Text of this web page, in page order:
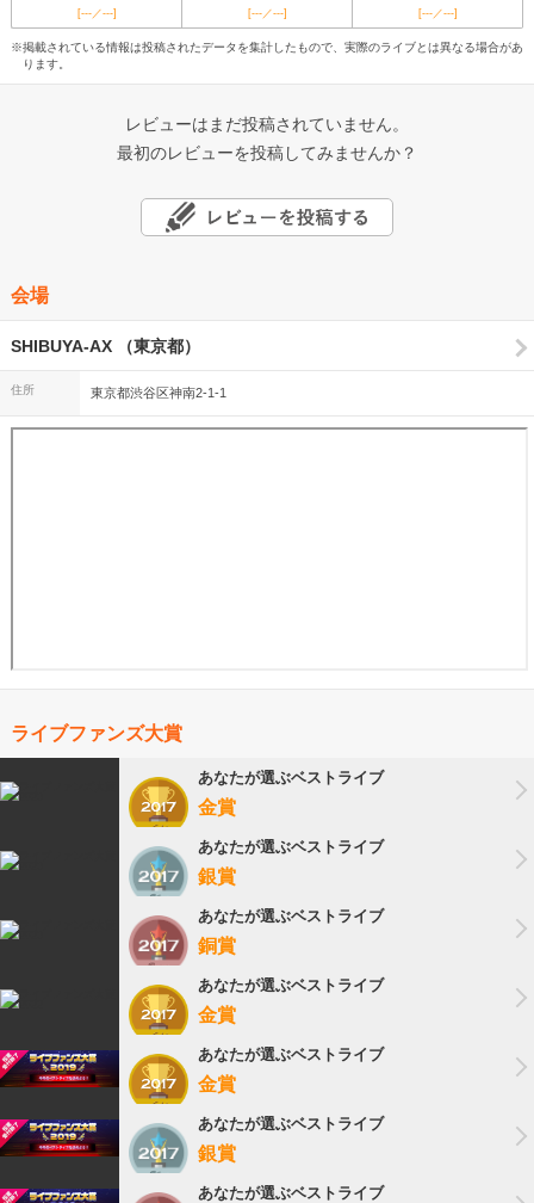
[---／---] [---／---] [---／---]
※掲載されている情報は投稿されたデータを集計したもので、実際のライブとは異なる場合があ
ります。
レビューはまだ投稿されていません。
最初のレビューを投稿してみませんか？
会場
SHIBUYA-AX （東京都）
住所 東京都渋谷区神南2-1-1
ライブファンズ大賞
あなたが選ぶベストライブ
金賞
あなたが選ぶベストライブ
銀賞
あなたが選ぶベストライブ
銅賞
あなたが選ぶベストライブ
金賞
あなたが選ぶベストライブ
金賞
あなたが選ぶベストライブ
銀賞
あなたが選ぶベストライブ